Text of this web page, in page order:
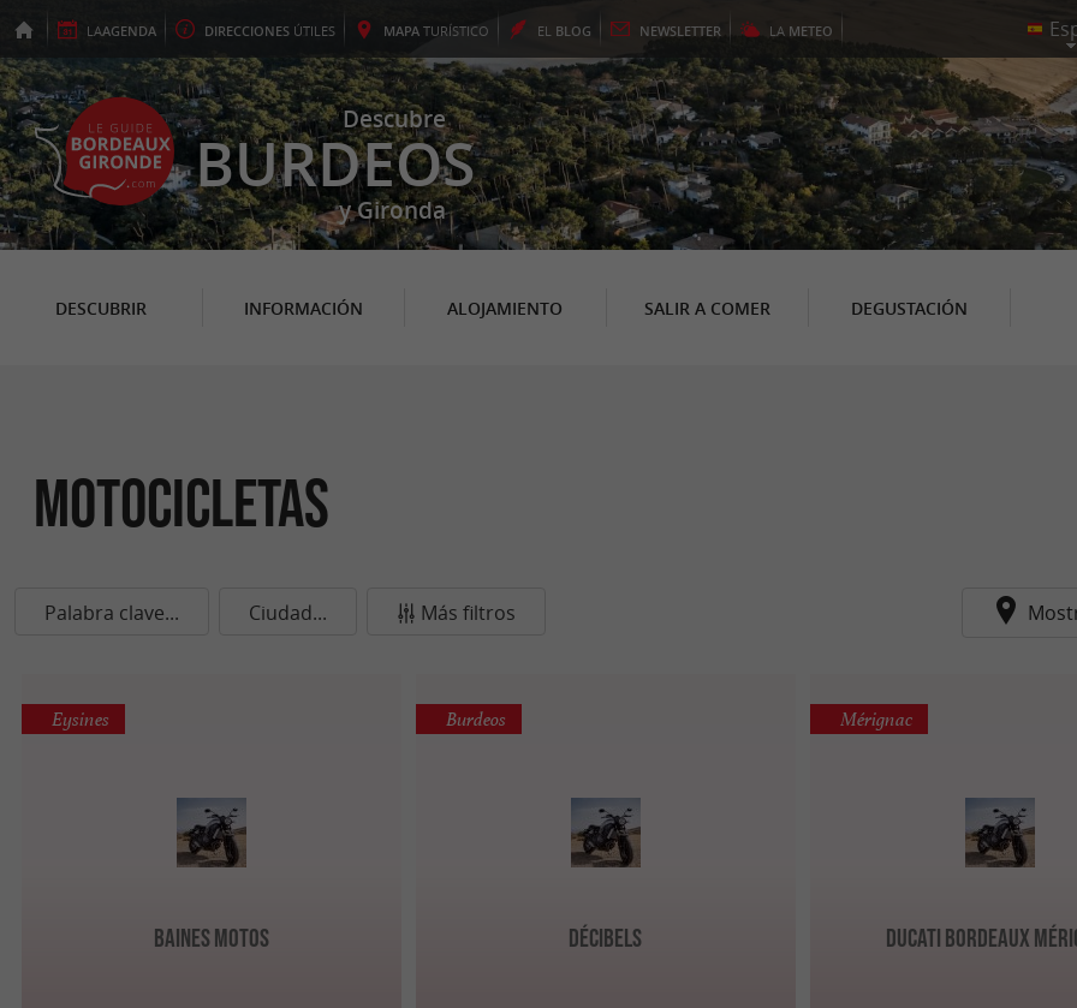
LAAGENDA DIRECCIONES ÚTILES MAPA TURÍSTICO EL BLOG NEWSLETTER LA METEO
Descubre
BURDEOS
y Gironda
DESCUBRIR INFORMACIÓN ALOJAMIENTO SALIR A COMER DEGUSTACIÓN
Motocicletas
Palabra clave... Ciudad... Más filtros
Baines Motos
Eysines
Décibels
Burdeos
Ducati Bordeaux
Mérignac